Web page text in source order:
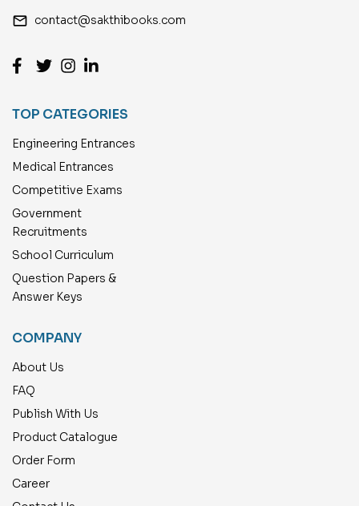
email contact@sakthibooks.com
TOP CATEGORIES
Engineering Entrances
Medical Entrances
Competitive Exams
Government
Recruitments
School Curriculum
Question Papers &
Answer Keys
COMPANY
About Us
FAQ
Publish With Us
Product Catalogue
Order Form
Career